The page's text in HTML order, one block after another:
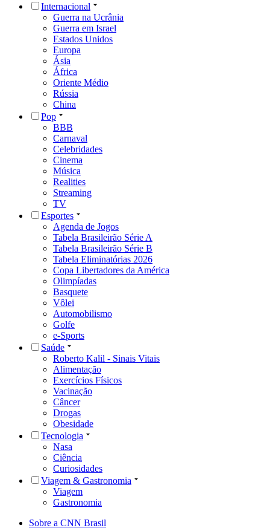
Internacional
Guerra na Ucrânia
Guerra em Israel
Estados Unidos
Europa
Ásia
África
Oriente Médio
Rússia
China
Pop
BBB
Carnaval
Celebridades
Cinema
Música
Realities
Streaming
TV
Esportes
Agenda de Jogos
Tabela Brasileirão Série A
Tabela Brasileirão Série B
Tabela Eliminatórias 2026
Copa Libertadores da América
Olimpíadas
Basquete
Vôlei
Automobilismo
Golfe
e-Sports
Saúde
Roberto Kalil - Sinais Vitais
Alimentação
Exercícios Físicos
Vacinação
Câncer
Drogas
Obesidade
Tecnologia
Nasa
Ciência
Curiosidades
Viagem & Gastronomia
Viagem
Gastronomia
Sobre a CNN Brasil